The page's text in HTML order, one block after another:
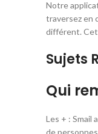
Notre
traversez en
différent.
Sujets
Qui
Les + : Smail
de